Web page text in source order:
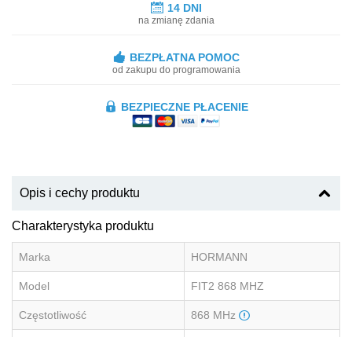
14 DNI
na zmianę zdania
BEZPŁATNA POMOC
od zakupu do programowania
BEZPIECZNE PŁACENIE
Opis i cechy produktu
Charakterystyka produktu
Marka HORMANN
Model FIT2 868 MHZ
Częstotliwość 868 MHz